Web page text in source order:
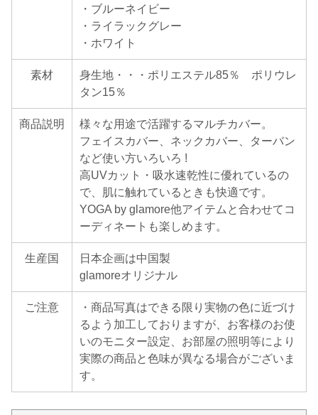
・ブルーネイビー
・ライラックグレー
・ホワイト
素材
身生地・・・ポリエステル85％ ポリウレ
タン15％
商品説明
様々な用途で活躍するマルチカバー。
フェイスカバー、ネックカバー、ターバン
など使い方いろいろ !
高UVカット・吸水速乾性に優れているの
で、肌に触れているときも快適です。
YOGA by glamore他アイテムと合わせてコ
ーディネートも楽しめます。
生産国
日本企画は中国製
glamoreオリジナル
ご注意
・商品写真はできる限り実物の色に近づけ
るよう加工しておりますが、お客様のお使
いのモニター設定、お部屋の照明等により
実際の商品と色味が異なる場合がございま
す。